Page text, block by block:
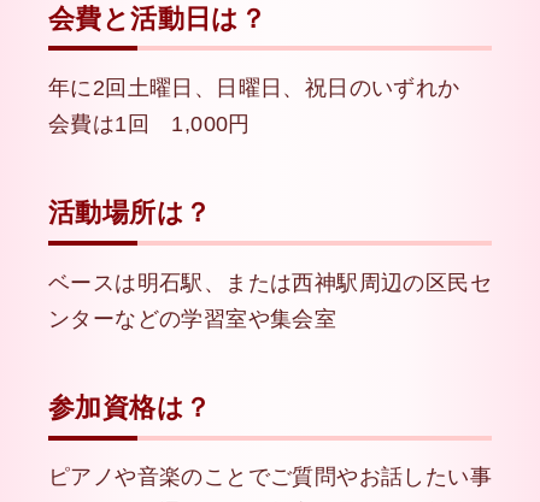
会費と活動日は？
年に2回土曜日、日曜日、祝日のいずれか
会費は1回 1,000円
活動場所は？
ベースは明石駅、または西神駅周辺の区民セ
ンターなどの学習室や集会室
参加資格は？
ピアノや音楽のことでご質問やお話したい事